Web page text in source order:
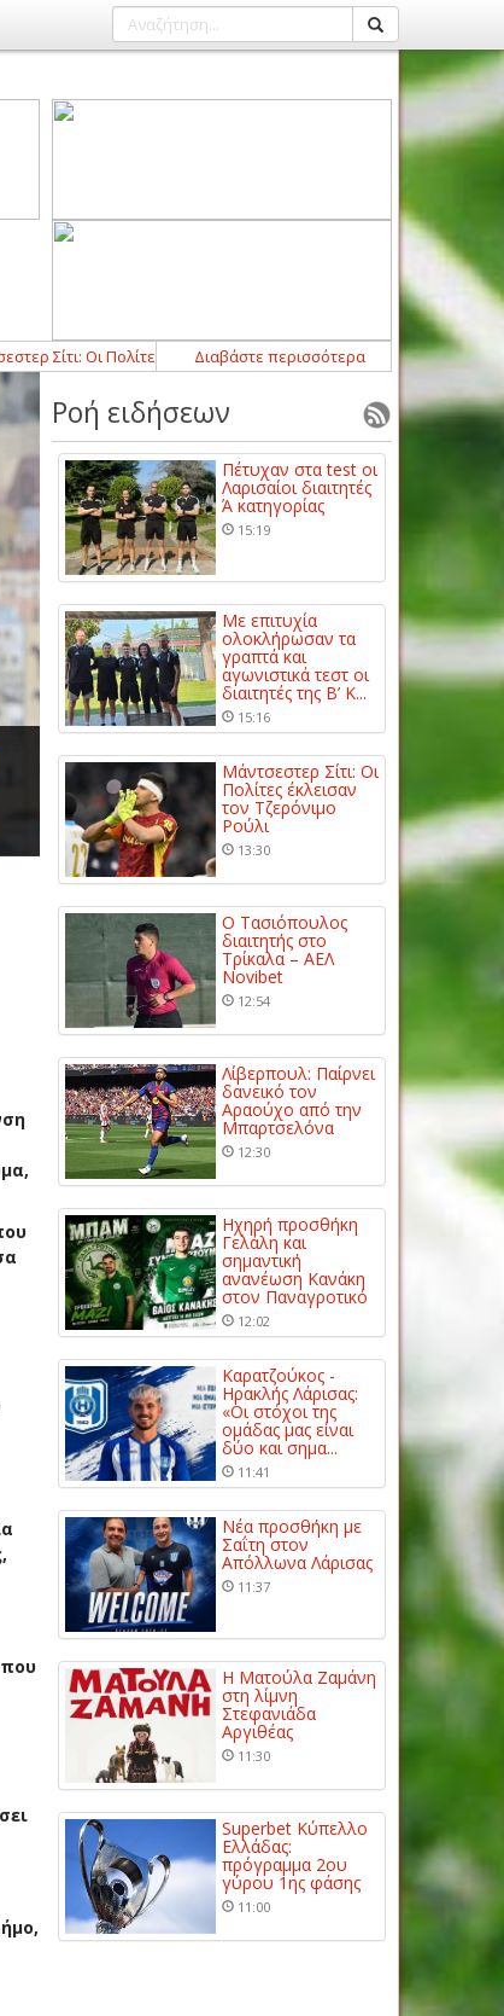
Οι Πολίτες έκλεισαν τον Τζερόνιμο Ρούλι 12:54 Ο
Διαβάστε περισσότερα
Ροή ειδήσεων
Πέτυχαν στα test οι
Λαρισαίοι διαιτητές
Ά κατηγορίας
15:19
Με επιτυχία
ολοκλήρωσαν τα
γραπτά και
αγωνιστικά τεστ οι
διαιτητές της Β’ Κ...
15:16
Μάντσεστερ Σίτι: Οι
Πολίτες έκλεισαν
τον Τζερόνιμο
Ρούλι
13:30
Ο Τασιόπουλος
διαιτητής στο
Τρίκαλα – ΑΕΛ
Novibet
12:54
Λίβερπουλ: Παίρνει
δανεικό τον
Αραούχο από την
Μπαρτσελόνα
12:30
Ηχηρή προσθήκη
Γελάλη και
σημαντική
ανανέωση Κανάκη
στον Παναγροτικό
12:02
Καρατζούκος -
Ηρακλής Λάρισας:
«Οι στόχοι της
ομάδας μας είναι
δύο και σημα...
11:41
Νέα προσθήκη με
Σαΐτη στον
Απόλλωνα Λάρισας
11:37
Η Ματούλα Ζαμάνη
στη λίμνη
Στεφανιάδα
Αργιθέας
11:30
Superbet Κύπελλο
Ελλάδας:
πρόγραμμα 2ου
γύρου 1ης φάσης
11:00